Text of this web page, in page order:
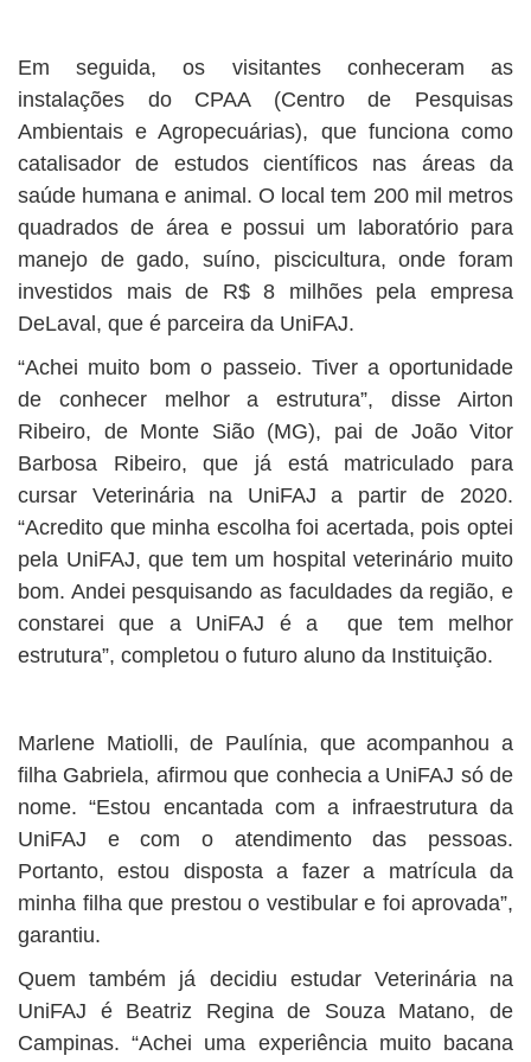
Em seguida, os visitantes conheceram as
instalações do CPAA (Centro de Pesquisas
Ambientais e Agropecuárias), que funciona como
catalisador de estudos científicos nas áreas da
saúde humana e animal. O local tem 200 mil metros
quadrados de área e possui um laboratório para
manejo de gado, suíno, piscicultura, onde foram
investidos mais de R$ 8 milhões pela empresa
DeLaval, que é parceira da UniFAJ.
“Achei muito bom o passeio. Tiver a oportunidade
de conhecer melhor a estrutura”, disse Airton
Ribeiro, de Monte Sião (MG), pai de João Vitor
Barbosa Ribeiro, que já está matriculado para
cursar Veterinária na UniFAJ a partir de 2020.
“Acredito que minha escolha foi acertada, pois optei
pela UniFAJ, que tem um hospital veterinário muito
bom. Andei pesquisando as faculdades da região, e
constarei que a UniFAJ é a que tem melhor
estrutura”, completou o futuro aluno da Instituição.
Marlene Matiolli, de Paulínia, que acompanhou a
filha Gabriela, afirmou que conhecia a UniFAJ só de
nome. “Estou encantada com a infraestrutura da
UniFAJ e com o atendimento das pessoas.
Portanto, estou disposta a fazer a matrícula da
minha filha que prestou o vestibular e foi aprovada”,
garantiu.
Quem também já decidiu estudar Veterinária na
UniFAJ é Beatriz Regina de Souza Matano, de
Campinas. “Achei uma experiência muito bacana